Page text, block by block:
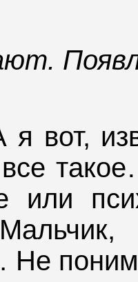
я вот,
или
Не